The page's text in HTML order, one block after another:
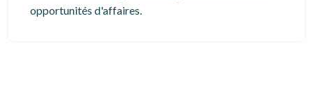
opportunités d'affaires.